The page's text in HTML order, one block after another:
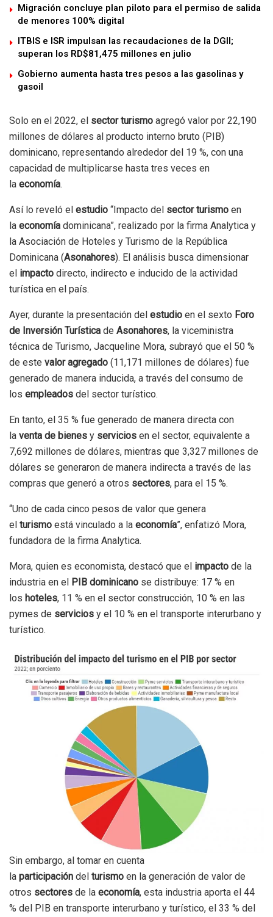
Migración concluye plan piloto para el permiso de salida
de menores 100% digital
ITBIS e ISR impulsan las recaudaciones de la DGII;
superan los RD$81,475 millones en julio
Gobierno aumenta hasta tres pesos a las gasolinas y
gasoil
Solo en el 2022, el sector turismo agregó valor por 22,190
millones de dólares al producto interno bruto (PIB)
dominicano, representando alrededor del 19 %, con una
capacidad de multiplicarse hasta tres veces en
la economía.
Así lo reveló el estudio “Impacto del sector turismo en
la economía dominicana”, realizado por la firma Analytica y
la Asociación de Hoteles y Turismo de la República
Dominicana (Asonahores). El análisis busca dimensionar
el impacto directo, indirecto e inducido de la actividad
turística en el país.
Ayer, durante la presentación del estudio en el sexto Foro
de Inversión Turística de Asonahores, la viceministra
técnica de Turismo, Jacqueline Mora, subrayó que el 50 %
de este valor agregado (11,171 millones de dólares) fue
generado de manera inducida, a través del consumo de
los empleados del sector turístico.
En tanto, el 35 % fue generado de manera directa con
la venta de bienes y servicios en el sector, equivalente a
7,692 millones de dólares, mientras que 3,327 millones de
dólares se generaron de manera indirecta a través de las
compras que generó a otros sectores, para el 15 %.
“Uno de cada cinco pesos de valor que genera
el turismo está vinculado a la economía”, enfatizó Mora,
fundadora de la firma Analytica.
Mora, quien es economista, destacó que el impacto de la
industria en el PIB dominicano se distribuye: 17 % en
los hoteles, 11 % en el sector construcción, 10 % en las
pymes de servicios y el 10 % en el transporte interurbano y
turístico.
Sin embargo, al tomar en cuenta
la participación del turismo en la generación de valor de
otros sectores de la economía, esta industria aporta el 44
% del PIB en transporte interurbano y turístico, el 33 % del